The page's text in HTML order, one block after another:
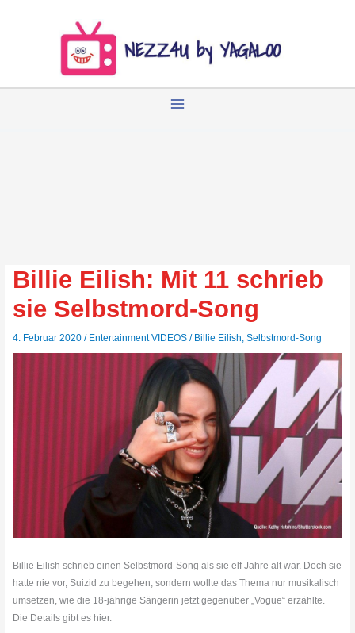
Billie Eilish: Mit 11 schrieb
sie Selbstmord-Song
4. Februar 2020/ Entertainment VIDEOS / Billie Eilish ,Selbstmord-Song
Billie Eilish schrieb einen Selbstmord-Song als sie elf Jahre alt war. Doch sie
hatte nie vor, Suizid zu begehen, sondern wollte das Thema nur musikalisch
umsetzen, wie die 18-jährige Sängerin jetzt gegenüber „Vogue“ erzählte.
Die Details gibt es hier.